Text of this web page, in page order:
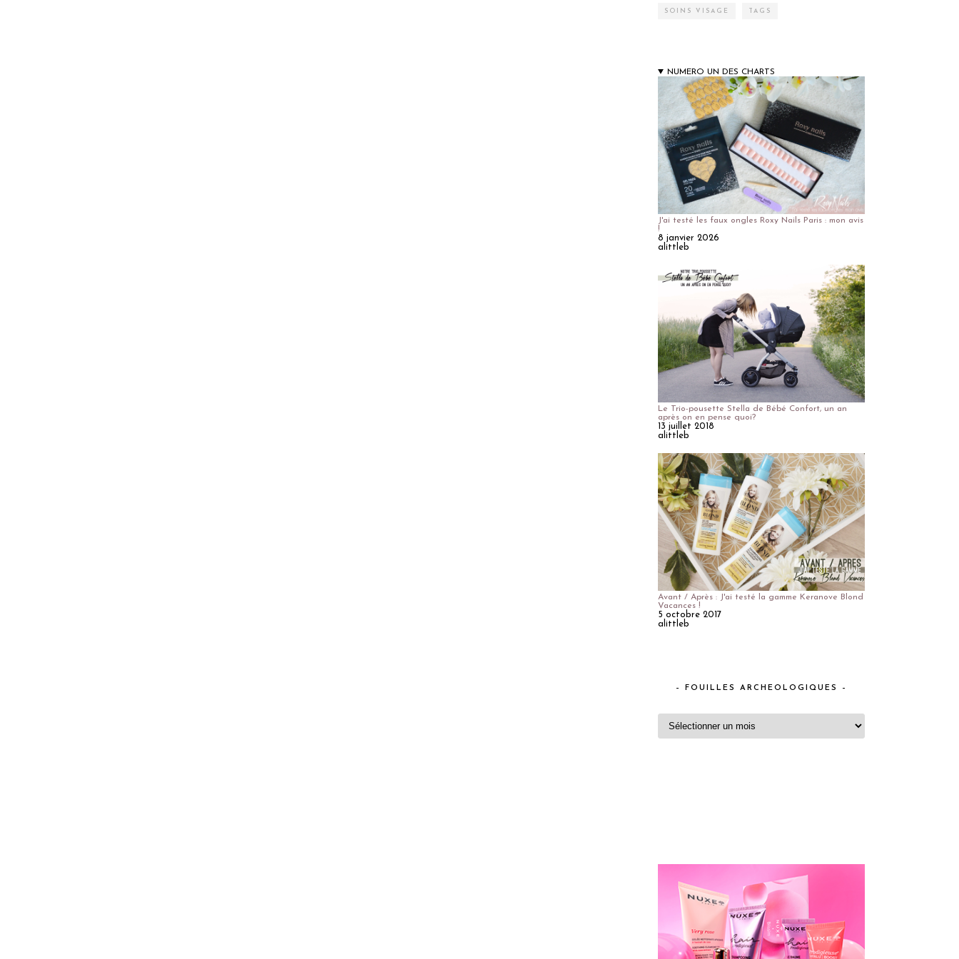
SOINS VISAGE TAGS
NUMERO UN DES CHARTS
J'ai testé les faux ongles Roxy Nails Paris : mon avis
!
8 janvier 2026
alittleb
Le Trio-pousette Stella de Bébé Confort, un an
après on en pense quoi?
13 juillet 2018
alittleb
Avant / Après : J'ai testé la gamme Keranove Blond
Vacances !
5 octobre 2017
alittleb
– FOUILLES ARCHEOLOGIQUES –